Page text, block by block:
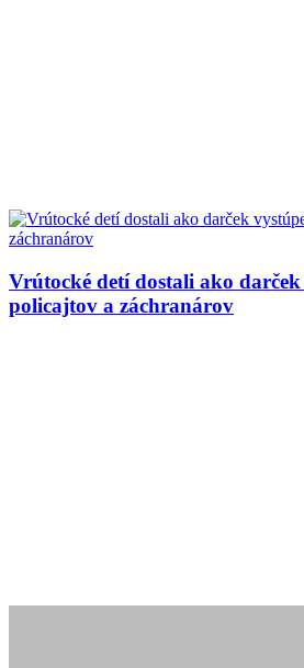
Vrútocké detí dostali ako
policajtov a záchranárov